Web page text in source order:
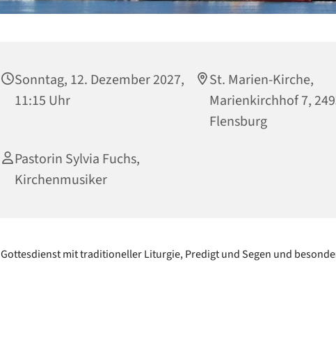
Sonntag, 12. Dezember 2027,
11:15 Uhr
St. Marien-Kirche,
Marienkirchhof 7,
Flensburg
Pastorin Sylvia Fuchs,
Kirchenmusiker
Gottesdienst mit traditioneller Liturgie, Predigt und Segen und